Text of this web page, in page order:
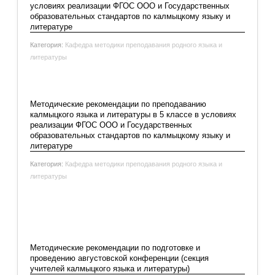
Очиров Уташ Улазганович - первый заведующий кабинетом
этим в целях обеспечения школ области учителями из восточных
районов страны вызывались учителя — калмыки. В целях повышения
общей методической подготовки учителей и знаний по грамматике
прошлых лет
условиях реализации ФГОС ООО и Государственных
образовательных стандартов по калмыцкому языку и
литературе
Категория: Кафедра методики преподавания родного языка и
литературы
Методические рекомендации по преподаванию
калмыцкого языка и литературы в 5 классе в условиях
реализации ФГОС ООО и Государственных
образовательных стандартов по калмыцкому языку и
литературе
Категория: Кафедра методики преподавания родного языка и
литературы
Методические рекомендации по подготовке и
проведению августовской конференции (секция
учителей калмыцкого языка и литературы)